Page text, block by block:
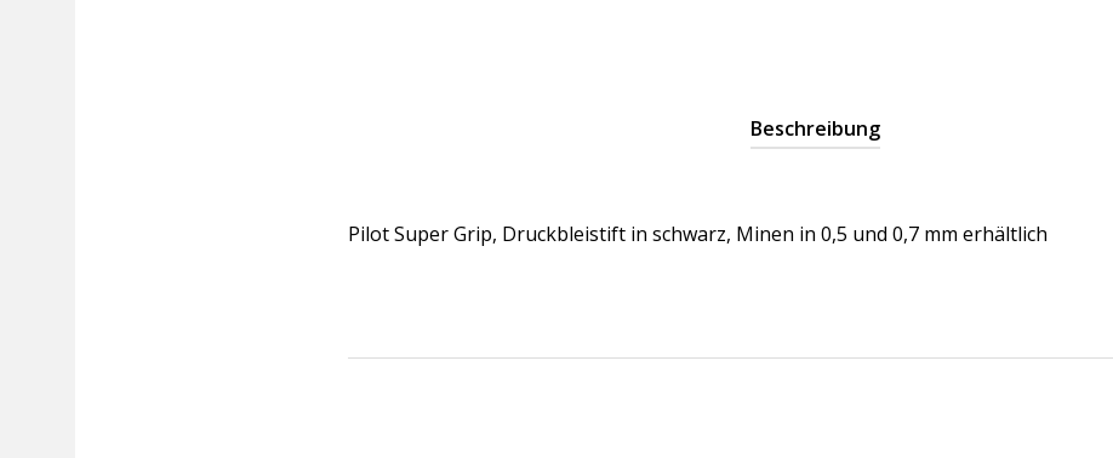
Beschreibung
Pilot Super Grip, Druckbleistift in schwarz, Minen in 0,5 und 0,7 mm erhältlich